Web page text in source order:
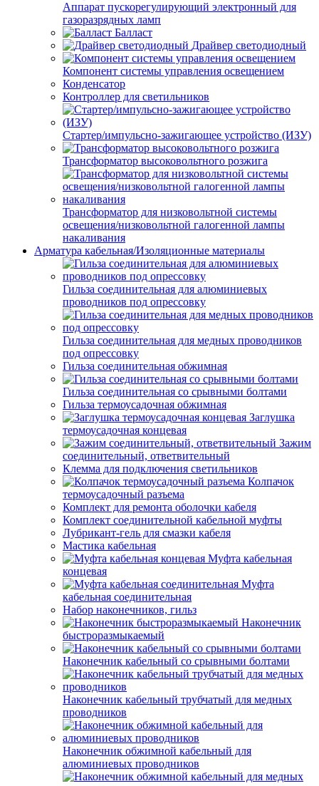
Аппарат пускорегулирующий электронный для
газоразрядных ламп
Балласт
Драйвер светодиодный
Компонент системы управления освещением
Конденсатор
Контроллер для светильников
Стартер/импульсно-зажигающее устройство (ИЗУ)
Трансформатор высоковольтного розжига
Трансформатор для низковольтной системы
освещения/низковольтной галогенной лампы
накаливания
Арматура кабельная/Изоляционные материалы
Гильза соединительная для алюминиевых
проводников под опрессовку
Гильза соединительная для медных проводников
под опрессовку
Гильза соединительная обжимная
Гильза соединительная со срывными болтами
Гильза термоусадочная обжимная
Заглушка
термоусадочная концевая
Зажим
соединительный, ответвительный
Клемма для подключения светильников
Колпачок
термоусадочный разъема
Комплект для ремонта оболочки кабеля
Комплект соединительной кабельной муфты
Лубрикант-гель для смазки кабеля
Мастика кабельная
Муфта кабельная
концевая
Муфта
кабельная соединительная
Набор наконечников, гильз
Наконечник
быстроразмыкаемый
Наконечник кабельный со срывными болтами
Наконечник кабельный трубчатый для медных
проводников
Наконечник обжимной кабельный для
алюминиевых проводников